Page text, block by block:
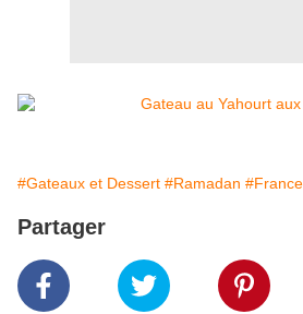
#Gateaux et Dessert #Ramadan #France
Partager